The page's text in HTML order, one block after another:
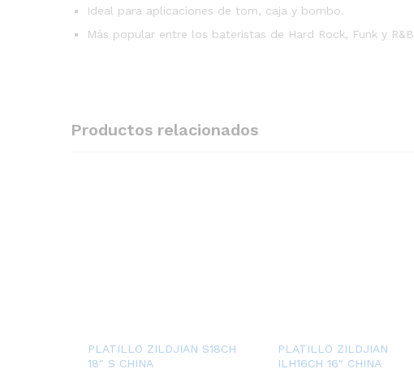
Ideal para aplicaciones de tom, caja y bombo.
Más popular entre los bateristas de Hard Rock, Funk y R&B
Productos relacionados
PLATILLO ZILDJIAN S18CH
18″ S CHINA
PLATILLO ZILDJIAN
ILH16CH 16″ CHINA